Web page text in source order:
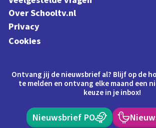
Over Schooltv.nl
Privacy
Cookies
Ontvang jij de nieuwsbrief al? Blijf op de
te melden en ontvang elke maand een
keuze in je inbox!
Nieuwsbrief PO